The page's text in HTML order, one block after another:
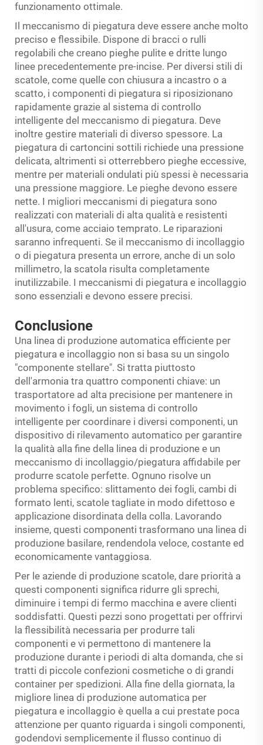
funzionamento ottimale.
Il meccanismo di piegatura deve essere anche molto
preciso e flessibile. Dispone di bracci o rulli
regolabili che creano pieghe pulite e dritte lungo
linee precedentemente pre-incise. Per diversi stili di
scatole, come quelle con chiusura a incastro o a
scatto, i componenti di piegatura si riposizionano
rapidamente grazie al sistema di controllo
intelligente del meccanismo di piegatura. Deve
inoltre gestire materiali di diverso spessore. La
piegatura di cartoncini sottili richiede una pressione
delicata, altrimenti si otterrebbero pieghe eccessive,
mentre per materiali ondulati più spessi è necessaria
una pressione maggiore. Le pieghe devono essere
nette. I migliori meccanismi di piegatura sono
realizzati con materiali di alta qualità e resistenti
all'usura, come acciaio temprato. Le riparazioni
saranno infrequenti. Se il meccanismo di incollaggio
o di piegatura presenta un errore, anche di un solo
millimetro, la scatola risulta completamente
inutilizzabile. I meccanismi di piegatura e incollaggio
sono essenziali e devono essere precisi.
Conclusione
Una linea di produzione automatica efficiente per
piegatura e incollaggio non si basa su un singolo
"componente stellare". Si tratta piuttosto
dell'armonia tra quattro componenti chiave: un
trasportatore ad alta precisione per mantenere in
movimento i fogli, un sistema di controllo
intelligente per coordinare i diversi componenti, un
dispositivo di rilevamento automatico per garantire
la qualità alla fine della linea di produzione e un
meccanismo di incollaggio/piegatura affidabile per
produrre scatole perfette. Ognuno risolve un
problema specifico: slittamento dei fogli, cambi di
formato lenti, scatole tagliate in modo difettoso e
applicazione disordinata della colla. Lavorando
insieme, questi componenti trasformano una linea di
produzione basilare, rendendola veloce, costante ed
economicamente vantaggiosa.
Per le aziende di produzione scatole, dare priorità a
questi componenti significa ridurre gli sprechi,
diminuire i tempi di fermo macchina e avere clienti
soddisfatti. Questi pezzi sono progettati per offrirvi
la flessibilità necessaria per produrre tali
componenti e vi permettono di mantenere la
produzione durante i periodi di alta domanda, che si
tratti di piccole confezioni cosmetiche o di grandi
container per spedizioni. Alla fine della giornata, la
migliore linea di produzione automatica per
piegatura e incollaggio è quella a cui prestate poca
attenzione per quanto riguarda i singoli componenti,
godendovi semplicemente il flusso continuo di